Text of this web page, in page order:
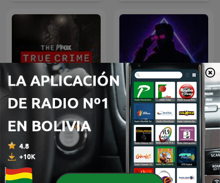
The FOX True Crime
Podcast
Conspiraciones